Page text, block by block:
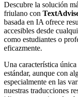
Descubre la solución
friulano con
basada en IA ofrece
accesibles desde
como estudiantes o
eficazmente.
Una característica
estándar, aunque con
especialmente en las
nuestras traducciones